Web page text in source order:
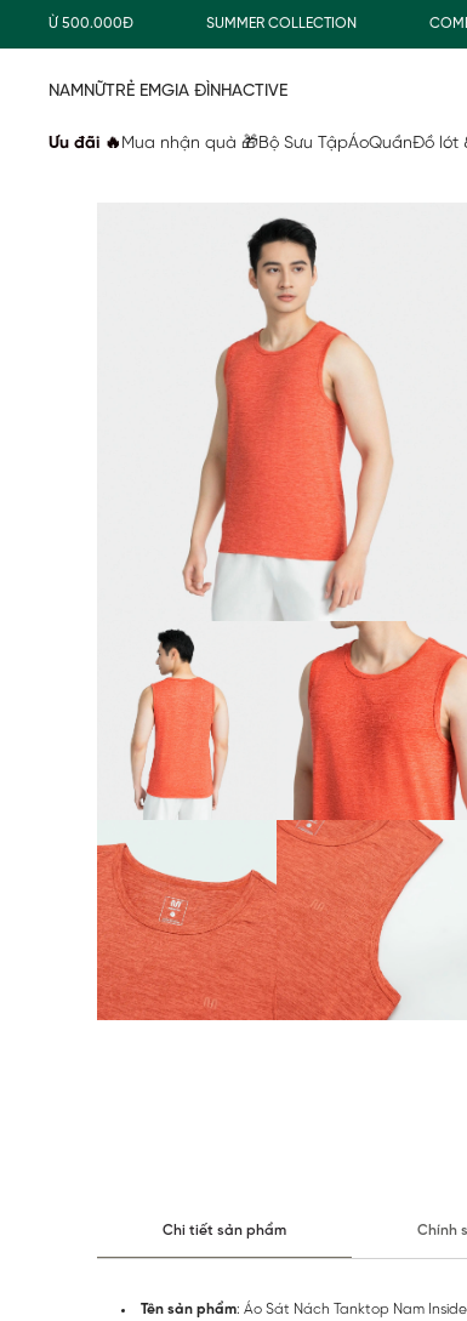
TỪ 500.000Đ SUMMER COLLECTION COMBO
NAMNỮTRẺ EMGIA ĐÌNHACTIVE
Ưu đãi 🔥 Mua nhận quà 🎁Bộ Sưu TậpÁoQuầnĐồ lót
Chi tiết sản phẩm Chính
Tên sản phẩm: Áo Sát Nách Tanktop Nam